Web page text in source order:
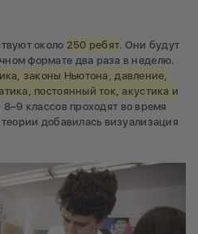
около 250 ребят. Они будут
формате два раза в неделю.
законы Ньютона, давление,
постоянный ток, акустика и
классов проходят во время
добавилась визуализация